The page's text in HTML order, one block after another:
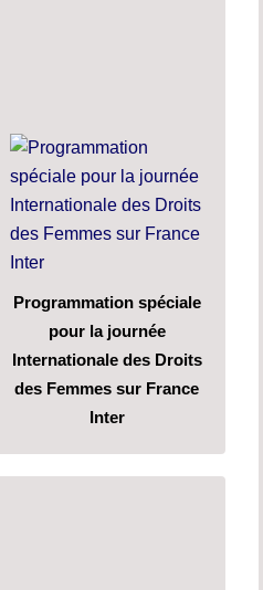
Programmation spéciale
pour la journée
Internationale des Droits
des Femmes sur France
Inter